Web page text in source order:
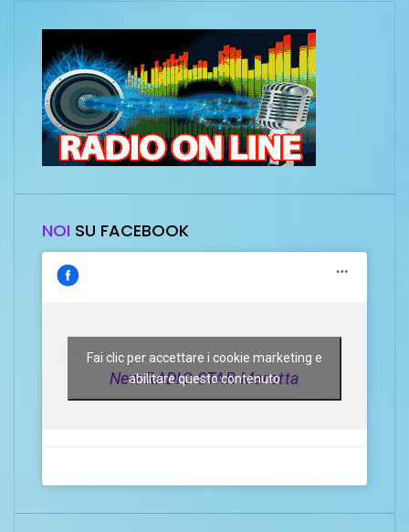
NOI SU FACEBOOK
New RADIO STAR Marotta
Fai clic per accettare i cookie marketing e
abilitare questo contenuto